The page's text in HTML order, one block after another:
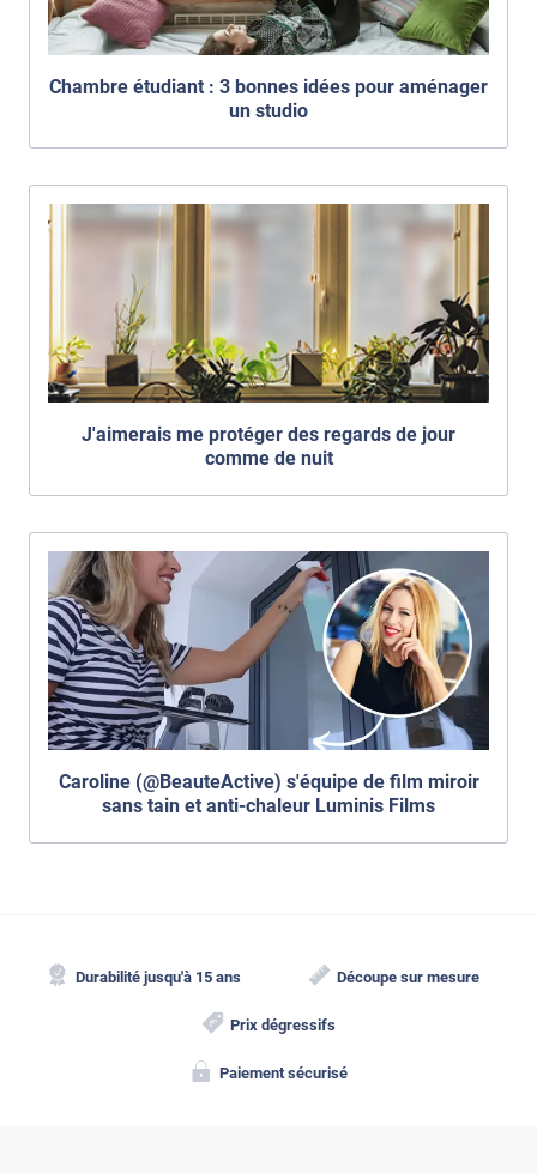
Chambre étudiant : 3 bonnes idées pour aménager
un studio
J'aimerais me protéger des regards de jour
comme de nuit
Caroline (@BeauteActive) s'équipe de film miroir
sans tain et anti-chaleur Luminis Films
Durabilité jusqu'à 15 ans Découpe sur mesure
Prix dégressifs
Paiement sécurisé